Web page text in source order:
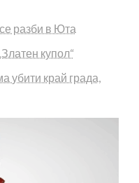
разби в Юта
купол“
убити край града,